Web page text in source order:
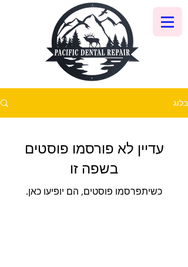
בלוג
עדיין לא פורסמו פוסטים
בשפה זו
כשיתפרסמו פוסטים, הם יופיעו כאן.